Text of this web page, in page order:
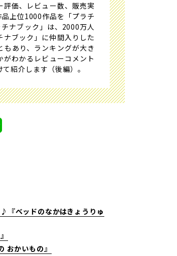
価、レビュー数、販売実
上位1000作品を「プラチ
ナブック」は、2000万人
ブック」に仲間入りした
あり、ランキングが大き
わかるレビューコメント
紹介します（後編）。
『ベッドのなかはきょうりゅ
おかいもの』